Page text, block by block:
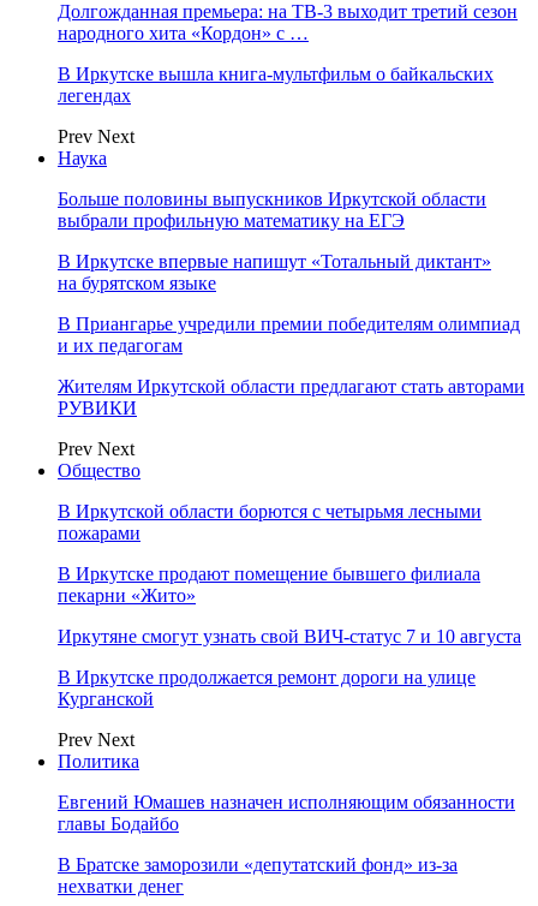
Долгожданная премьера: на ТВ-3 выходит третий сезон
народного хита «Кордон» с …
В Иркутске вышла книга-мультфильм о байкальских
легендах
Prev Next
Наука
Больше половины выпускников Иркутской области
выбрали профильную математику на ЕГЭ
В Иркутске впервые напишут «Тотальный диктант»
на бурятском языке
В Приангарье учредили премии победителям олимпиад
и их педагогам
Жителям Иркутской области предлагают стать авторами
РУВИКИ
Prev Next
Общество
В Иркутской области борются с четырьмя лесными
пожарами
В Иркутске продают помещение бывшего филиала
пекарни «Жито»
Иркутяне смогут узнать свой ВИЧ-статус 7 и 10 августа
В Иркутске продолжается ремонт дороги на улице
Курганской
Prev Next
Политика
Евгений Юмашев назначен исполняющим обязанности
главы Бодайбо
В Братске заморозили «депутатский фонд» из‑за
нехватки денег